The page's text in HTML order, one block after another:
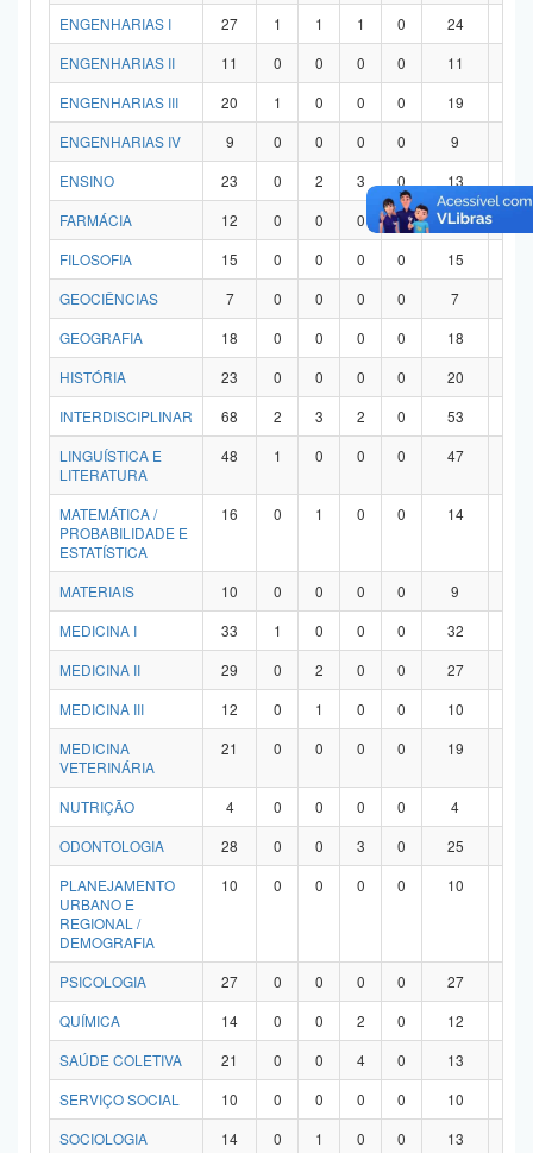
ENGENHARIAS I
27 1 1 1 0 24
ENGENHARIAS II
11 0 0 0 0 11
ENGENHARIAS III
20 1 0 0 0 19
ENGENHARIAS IV
9 0 0 0 0 9
ENSINO
23 0 2 3 0 13
FARMÁCIA
12 0 0 0 0 12
FILOSOFIA
15 0 0 0 0 15
GEOCIÊNCIAS
7 0 0 0 0 7
GEOGRAFIA
18 0 0 0 0 18
HISTÓRIA
23 0 0 0 0 20
INTERDISCIPLINAR
68 2 3 2 0 53
LINGUÍSTICA E
LITERATURA
48 1 0 0 0 47
MATEMÁTICA /
PROBABILIDADE E
ESTATÍSTICA
16 0 1 0 0 14
MATERIAIS 10 0 0 0 0 9
MEDICINA I
33 1 0 0 0 32
MEDICINA II
29 0 2 0 0 27
MEDICINA III
12 0 1 0 0 10
MEDICINA
VETERINÁRIA
21 0 0 0 0 19
NUTRIÇÃO 4 0 0 0 0 4
ODONTOLOGIA
28 0 0 3 0 25
PLANEJAMENTO
URBANO E
REGIONAL /
DEMOGRAFIA
10 0 0 0 0 10
PSICOLOGIA 27 0 0 0 0 27
QUÍMICA
14 0 0 2 0 12
SAÚDE COLETIVA
21 0 0 4 0 13
SERVIÇO SOCIAL
10 0 0 0 0 10
SOCIOLOGIA
14 0 1 0 0 13